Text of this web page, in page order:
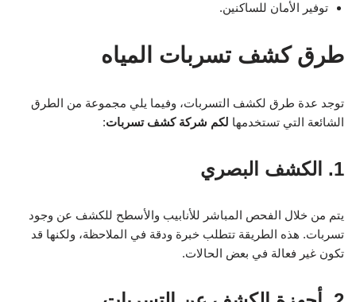
توفير الأمان للساكنين.
طرق كشف تسربات المياه
توجد عدة طرق لكشف التسربات، وفيما يلي مجموعة من الطرق
الشائعة التي تستخدمها لكم شركة كشف تسربات:
1. الكشف البصري
يتم من خلال الفحص المباشر للأنابيب والأسطح للكشف عن وجود
تسربات. هذه الطريقة تتطلب خبرة ودقة في الملاحظة، ولكنها قد
تكون غير فعالة في بعض الحالات.